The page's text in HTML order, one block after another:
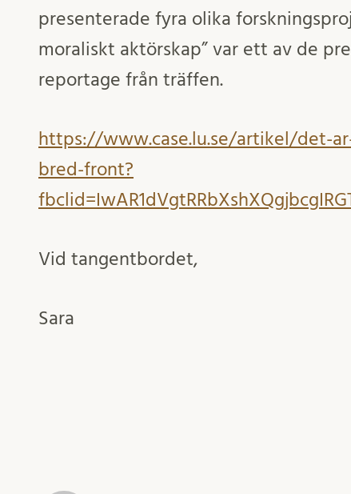
presenterade fyra olika
moraliskt aktörskap” var ett av de
reportage från träffen.
https://www.case.lu.se/artikel/det-
bred-front?
Vid tangentbordet,
Sara